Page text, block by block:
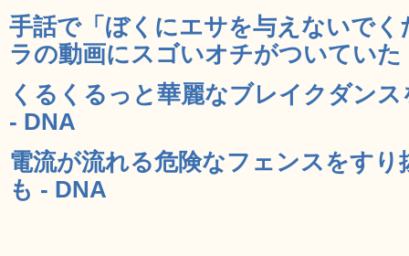
手話で「ぼくにエサを与えないで
ラの動画にスゴいオチがついていた
くるくるっと華麗なブレイクダン
- DNA
電流が流れる危険なフェンスをす
も - DNA